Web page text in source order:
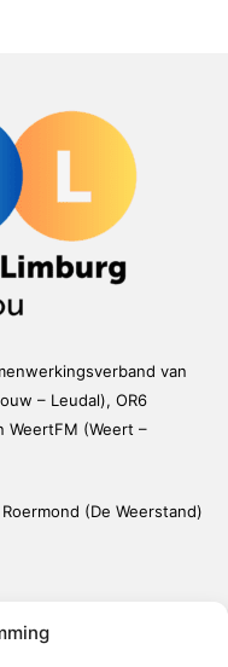
van
– Leudal), OR6
WeertFM (Weert –
(De Weerstand)